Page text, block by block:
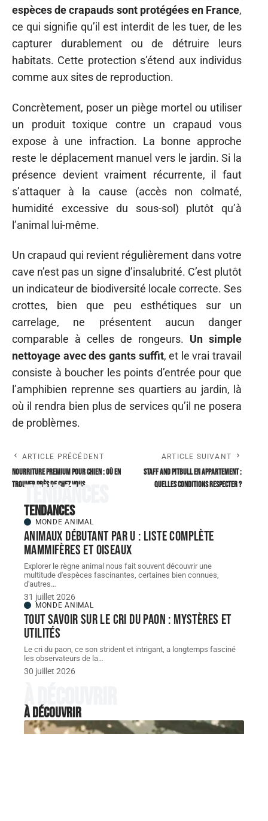
espèces de crapauds sont protégées en France,
ce qui signifie qu’il est interdit de les tuer, de les
capturer durablement ou de détruire leurs
habitats. Cette protection s’étend aux individus
comme aux sites de reproduction.
Concrètement, poser un piège mortel ou utiliser
un produit toxique contre un crapaud vous
expose à une infraction. La bonne approche
reste le déplacement manuel vers le jardin. Si la
présence devient vraiment récurrente, il faut
s’attaquer à la cause (accès non colmaté,
humidité excessive du sous-sol) plutôt qu’à
l’animal lui-même.
Un crapaud qui revient régulièrement dans votre
cave n’est pas un signe d’insalubrité. C’est plutôt
un indicateur de biodiversité locale correcte. Ses
crottes, bien que peu esthétiques sur un
carrelage, ne présentent aucun danger
comparable à celles de rongeurs. Un simple
nettoyage avec des gants suffit, et le vrai travail
consiste à boucher les points d’entrée pour que
l’amphibien reprenne ses quartiers au jardin, là
où il rendra bien plus de services qu’il ne posera
de problèmes.
ARTICLE PRÉCÉDENT
Nourriture premium pour chien : où en
trouver près de chez vous
ARTICLE SUIVANT
Staff and Pitbull en appartement :
quelles conditions respecter ?
Tendances
Tendances
MONDE ANIMAL
Animaux débutant par U : liste complète
mammifères et oiseaux
Explorer le règne animal nous fait souvent découvrir une
multitude d'espèces fascinantes, certaines bien connues,
d'autres…
31 juillet 2026
MONDE ANIMAL
Tout savoir sur le cri du paon : mystères et
utilités
Le cri du paon, ce son strident et intrigant, a longtemps fasciné
les observateurs de la…
30 juillet 2026
À découvrir
À découvrir